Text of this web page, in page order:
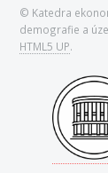
© Katedra
demografie a
HTML5 UP.